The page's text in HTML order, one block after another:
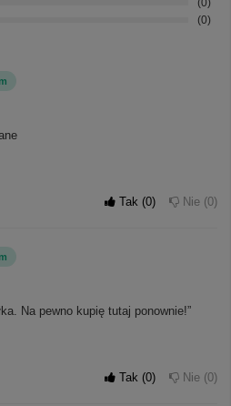
0
Tak 0 Nie 0
Na pewno kupię tutaj ponownie!”
Tak 0 Nie 0